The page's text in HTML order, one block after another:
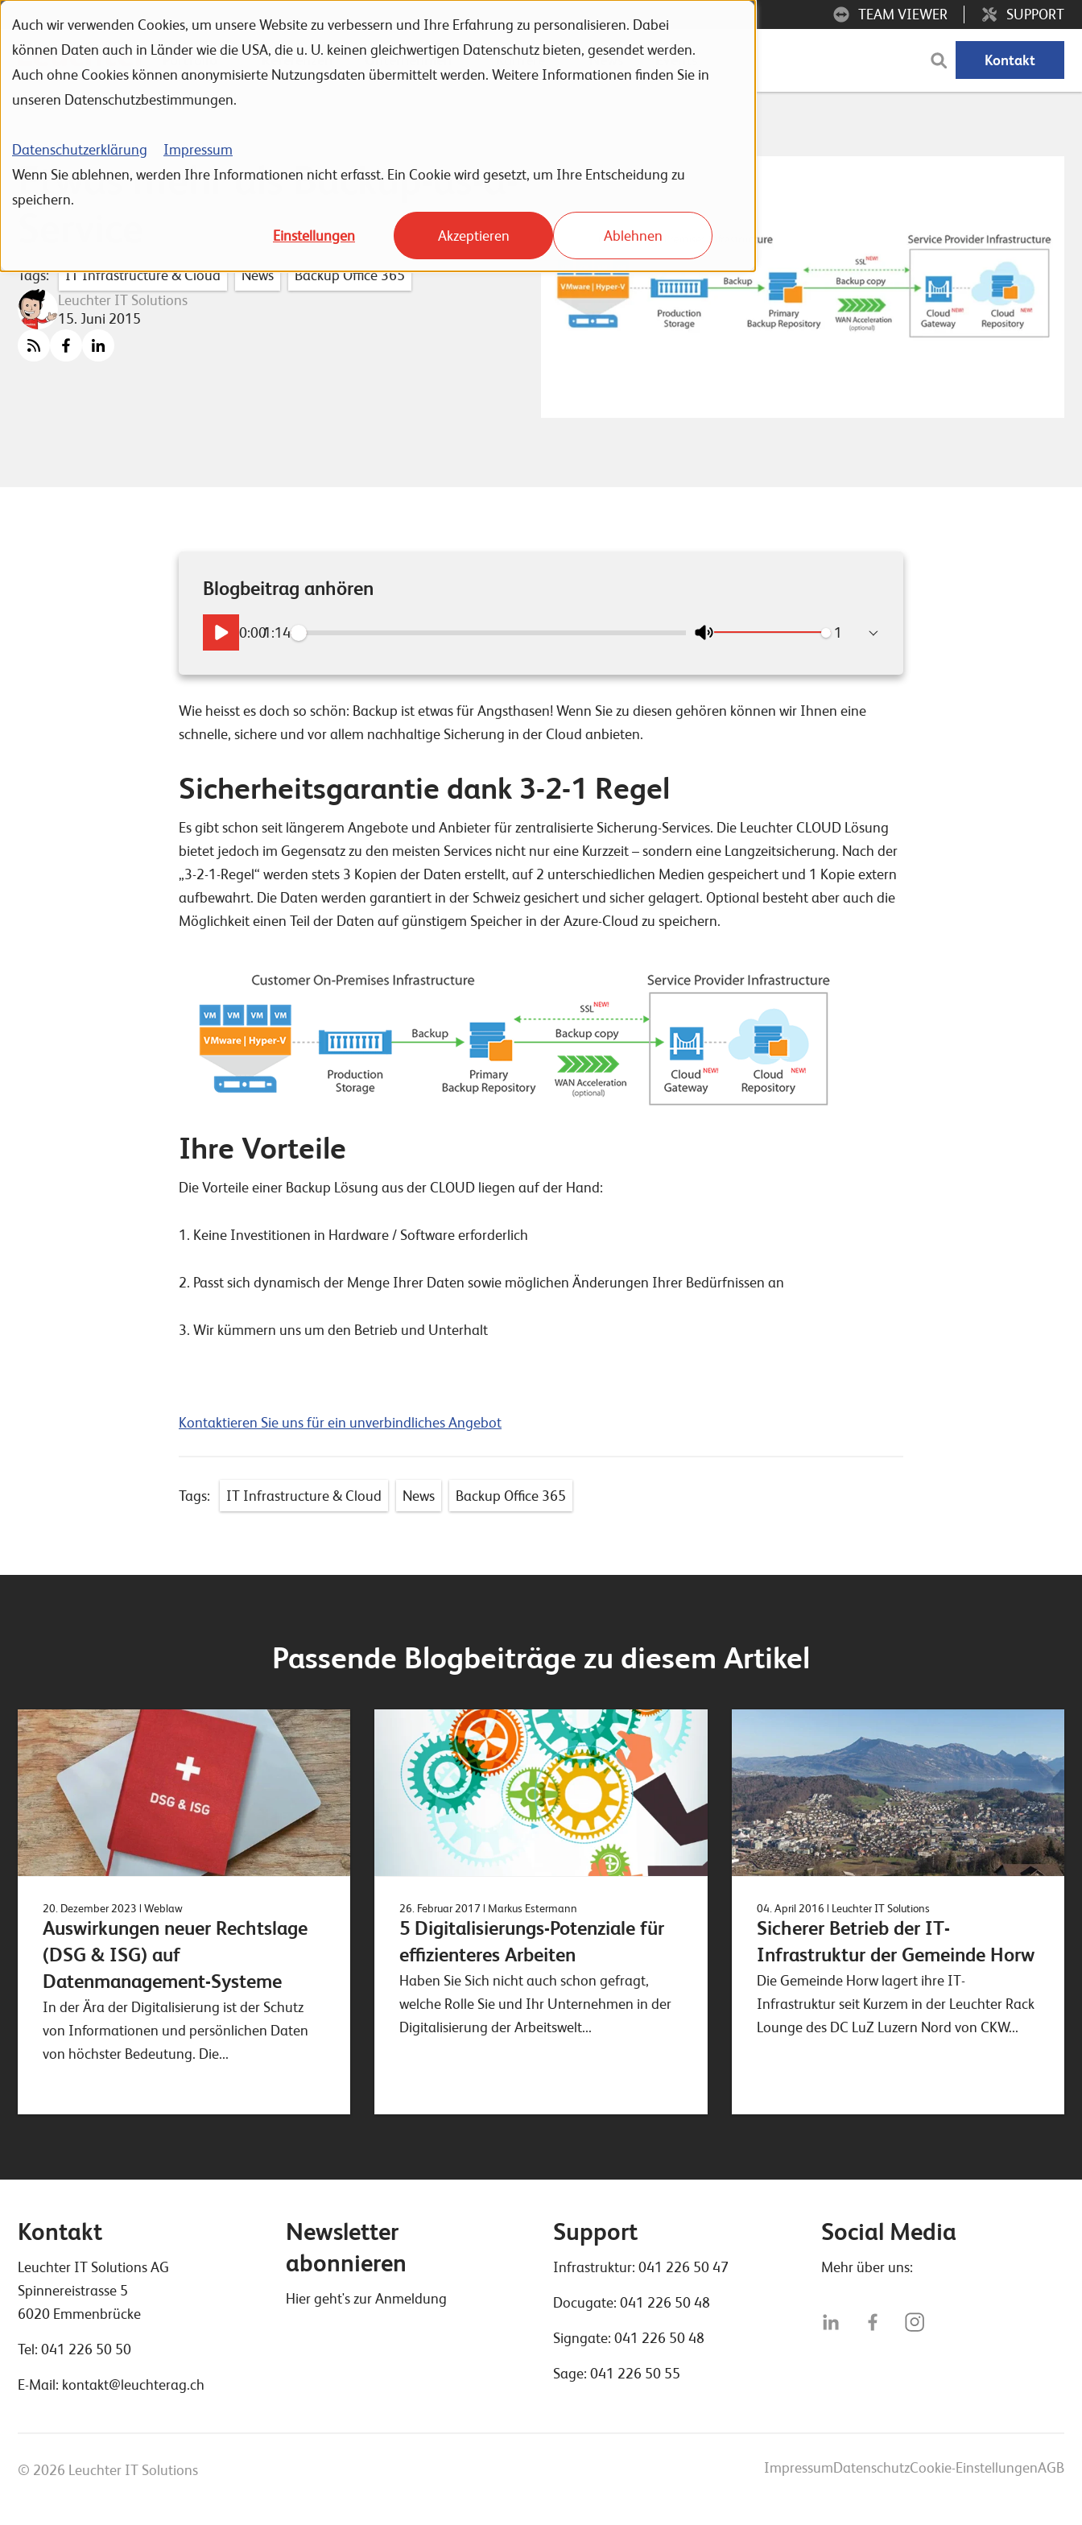
Auch wir verwenden Cookies, um unsere Website zu verbessern und Ihre Erfahrung zu personalisieren. Dabei
können Daten auch in Länder wie die USA, die u. U. keinen gleichwertigen Datenschutz bieten, gesendet werden.
Auch ohne Cookies können anonymisierte Nutzungsdaten übermittelt werden. Weitere Informationen finden Sie in
unseren Datenschutzbestimmungen.
Datenschutzerklärung
Impressum
Wenn Sie ablehnen, werden Ihre Informationen nicht erfasst. Ein Cookie wird gesetzt, um Ihre Entscheidung zu
speichern.
Einstellungen Akzeptieren Ablehnen
Portfolio
Referenzen Unternehmen Karriere News Events Kontakt
SUPPORT
TEAM VIEWER
Etwas mehr als Backup-as-a-
Tags: IT Infrastructure & Cloud News
Backup Office 365
Leuchter IT Solutions
15. Juni 2015
Blogbeitrag anhören
0:00/1:14
Wie heisst es doch so schön: Backup ist etwas für Angsthasen! Wenn Sie zu diesen gehören können wir Ihnen eine
schnelle, sichere und vor allem nachhaltige Sicherung in der Cloud anbieten.
Sicherheitsgarantie dank 3-2-1 Regel
Es gibt schon seit längerem Angebote und Anbieter für zentralisierte Sicherung-Services. Die Leuchter CLOUD Lösung
bietet jedoch im Gegensatz zu den meisten Services nicht nur eine Kurzzeit – sondern eine Langzeitsicherung. Nach der
„3-2-1-Regel“ werden stets 3 Kopien der Daten erstellt, auf 2 unterschiedlichen Medien gespeichert und 1 Kopie extern
aufbewahrt. Die Daten werden garantiert in der Schweiz gesichert und sicher gelagert. Optional besteht aber auch die
Möglichkeit einen Teil der Daten auf günstigem Speicher in der Azure-Cloud zu speichern.
Ihre Vorteile
Die Vorteile einer Backup Lösung aus der CLOUD liegen auf der Hand:
1. Keine Investitionen in Hardware / Software erforderlich
2. Passt sich dynamisch der Menge Ihrer Daten sowie möglichen Änderungen Ihrer Bedürfnissen an
3. Wir kümmern uns um den Betrieb und Unterhalt
Kontaktieren Sie uns für ein unverbindliches Angebot
Tags: IT Infrastructure & Cloud News Backup Office 365
Passende Blogbeiträge zu diesem Artikel
20. Dezember 2023 | Weblaw
Auswirkungen neuer Rechtslage
(DSG & ISG) auf
Datenmanagement-Systeme
In der Ära der Digitalisierung ist der Schutz
von Informationen und persönlichen Daten
von höchster Bedeutung. Die...
26. Februar 2017| Markus Estermann
5 Digitalisierungs-Potenziale für
effizienteres Arbeiten
Haben Sie Sich nicht auch schon gefragt,
welche Rolle Sie und Ihr Unternehmen in der
Digitalisierung der Arbeitswelt...
04. April 2016 | Leuchter IT Solutions
Sicherer Betrieb der IT-
Infrastruktur der Gemeinde Horw
Die Gemeinde Horw lagert ihre IT-
Infrastruktur seit Kurzem in der Leuchter Rack
Lounge des DC LuZ Luzern Nord von CKW...
Kontakt
Leuchter IT Solutions AG
Spinnereistrasse 5
6020 Emmenbrücke
Tel: 041 226 50 50
E-Mail: kontakt@leuchterag.ch
Newsletter
abonnieren
Hier geht's zur Anmeldung
Support
Infrastruktur: 041 226 50 47
Docugate: 041 226 50 48
Signgate: 041 226 50 48
Sage: 041 226 50 55
Social Media
Mehr über uns:
© 2026 Leuchter IT Solutions ImpressumDatenschutzCookie-EinstellungenAGB